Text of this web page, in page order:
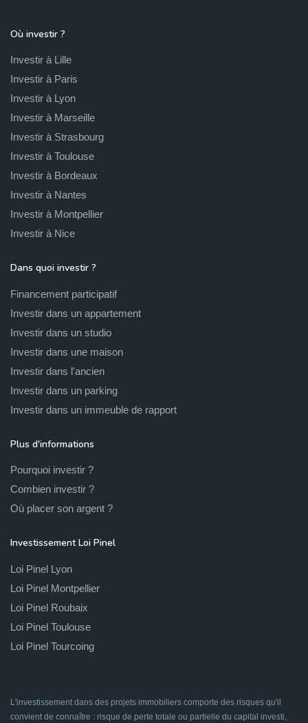
Où investir ?
Investir à Lille
Investir à Paris
Investir à Lyon
Investir à Marseille
Investir à Strasbourg
Investir à Toulouse
Investir à Bordeaux
Investir à Nantes
Investir à Montpellier
Investir à Nice
Dans quoi investir ?
Financement participatif
Investir dans un appartement
Investir dans un studio
Investir dans une maison
Investir dans l'ancien
Investir dans un parking
Investir dans un immeuble de rapport
Plus d'informations
Pourquoi investir ?
Combien investir ?
Où placer son argent ?
Investissement Loi Pinel
Loi Pinel Lyon
Loi Pinel Montpellier
Loi Pinel Roubaix
Loi Pinel Toulouse
Loi Pinel Tourcoing
L'investissement dans des projets immobiliers comporte des risques qu'il
convient de connaître : risque de perte totale ou partielle du capital investi,